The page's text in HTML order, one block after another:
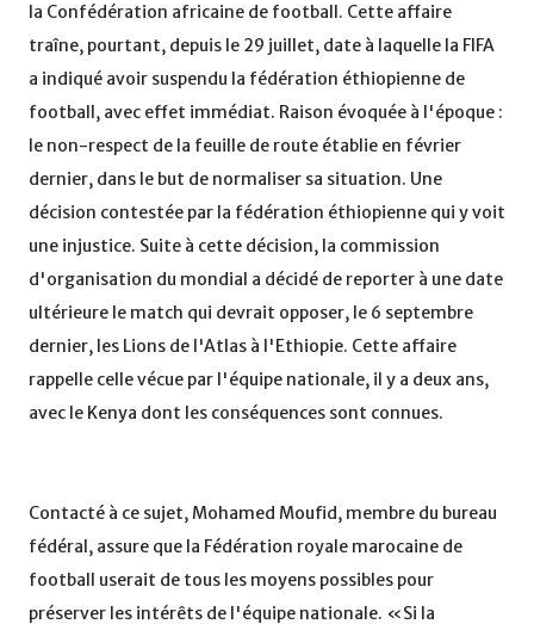
la Confédération africaine de football. Cette affaire
traîne, pourtant, depuis le 29 juillet, date à laquelle la FIFA
a indiqué avoir suspendu la fédération éthiopienne de
football, avec effet immédiat. Raison évoquée à l'époque :
le non-respect de la feuille de route établie en février
dernier, dans le but de normaliser sa situation. Une
décision contestée par la fédération éthiopienne qui y voit
une injustice. Suite à cette décision, la commission
d'organisation du mondial a décidé de reporter à une date
ultérieure le match qui devrait opposer, le 6 septembre
dernier, les Lions de l'Atlas à l'Ethiopie. Cette affaire
rappelle celle vécue par l'équipe nationale, il y a deux ans,
avec le Kenya dont les conséquences sont connues.
Contacté à ce sujet, Mohamed Moufid, membre du bureau
fédéral, assure que la Fédération royale marocaine de
football userait de tous les moyens possibles pour
préserver les intérêts de l'équipe nationale. «Si la